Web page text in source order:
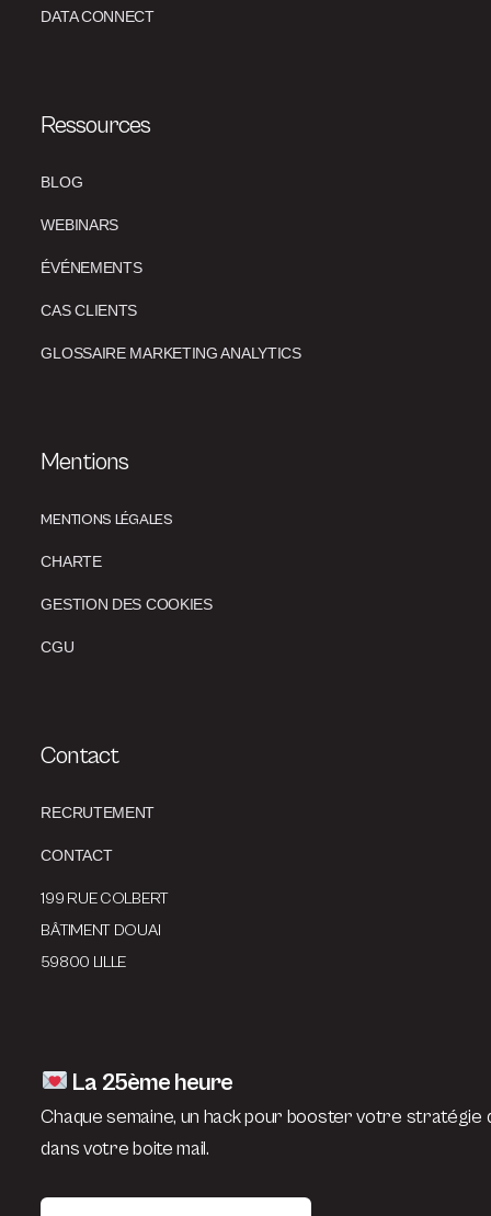
DATA CONNECT
Ressources
BLOG
WEBINARS
ÉVÉNEMENTS
CAS CLIENTS
GLOSSAIRE MARKETING ANALYTICS
Mentions
MENTIONS LÉGALES
CHARTE
GESTION DES COOKIES
CGU
Contact
RECRUTEMENT
CONTACT
199 RUE COLBERT
BÂTIMENT DOUAI
59800 LILLE
La 25ème heure
Chaque semaine, un hack pour booster votre stratégie
dans votre boite mail.